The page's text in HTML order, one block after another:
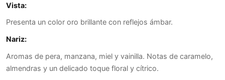
Vista:
Presenta un color oro brillante con reflejos ámbar.
Nariz:
Aromas de pera, manzana, miel y vainilla. Notas de caramelo,
almendras y un delicado toque floral y cítrico.